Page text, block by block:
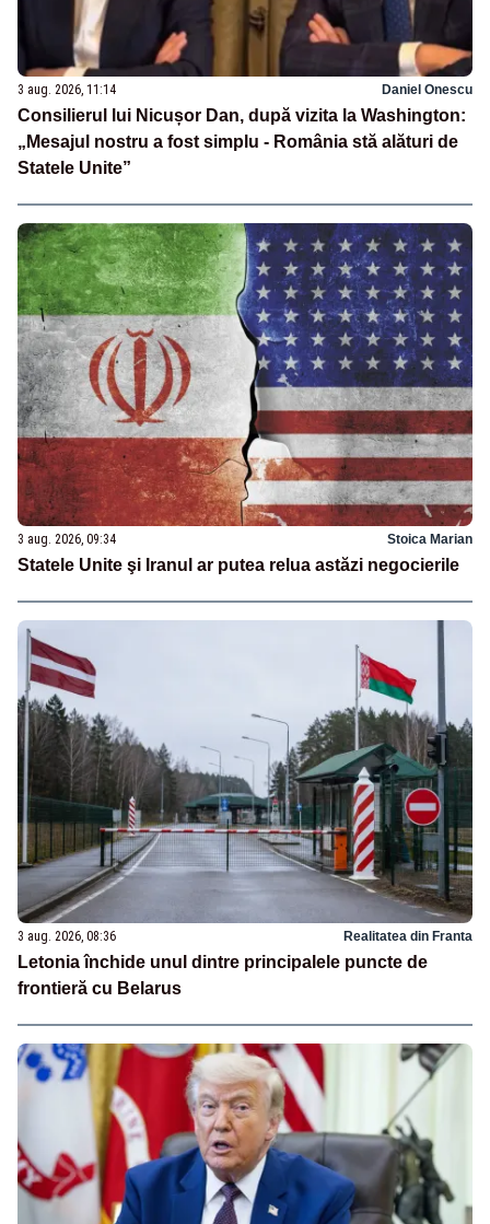
3 aug. 2026, 11:14 Daniel Onescu
Consilierul lui Nicușor Dan, după vizita la Washington:
„Mesajul nostru a fost simplu - România stă alături de
Statele Unite”
3 aug. 2026, 09:34 Stoica Marian
Statele Unite şi Iranul ar putea relua astăzi negocierile
3 aug. 2026, 08:36 Realitatea din Franta
Letonia închide unul dintre principalele puncte de
frontieră cu Belarus